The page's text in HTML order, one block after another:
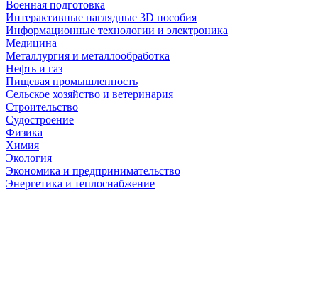
Военная подготовка
Интерактивные наглядные 3D пособия
Информационные технологии и электроника
Медицина
Металлургия и металлообработка
Нефть и газ
Пищевая промышленность
Сельское хозяйство и ветеринария
Строительство
Судостроение
Физика
Химия
Экология
Экономика и предпринимательство
Энергетика и теплоснабжение